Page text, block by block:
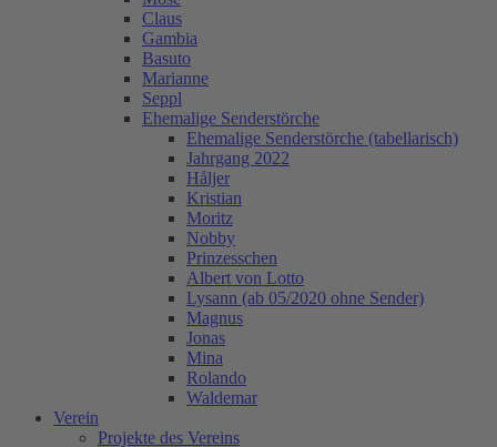
Claus
Gambia
Basuto
Marianne
Seppl
Ehemalige Senderstörche
Ehemalige Senderstörche (tabellarisch)
Jahrgang 2022
Håljer
Kristian
Moritz
Nobby
Prinzesschen
Albert von Lotto
Lysann (ab 05/2020 ohne Sender)
Magnus
Jonas
Mina
Rolando
Waldemar
Verein
Projekte des Vereins